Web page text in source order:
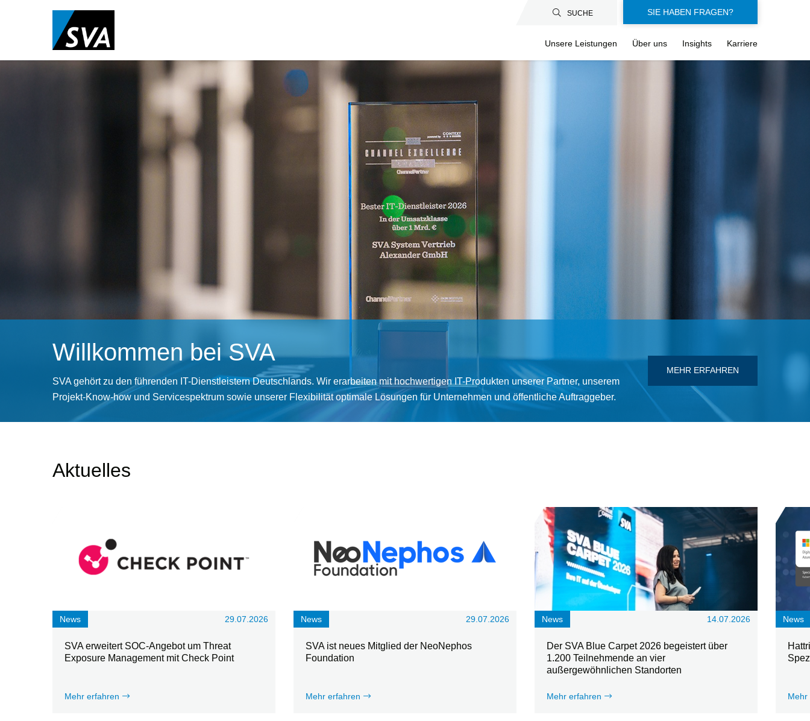
SUCHE SIE HABEN FRAGEN?
Unsere Leistungen Über uns Insights Karriere
Willkommen bei SVA
SVA gehört zu den führenden IT-Dienstleistern Deutschlands. Wir erarbeiten mit hochwertigen IT-Produkten unserer Partner, unserem
Projekt-Know-how und Servicespektrum sowie unserer Flexibilität optimale Lösungen für Unternehmen und öffentliche Auftraggeber.
MEHR ERFAHREN
Aktuelles
News 29.07.2026
SVA erweitert SOC-Angebot um Threat
Exposure Management mit Check Point
Mehr erfahren
News 29.07.2026
SVA ist neues Mitglied der NeoNephos
Foundation
Mehr erfahren
News 14.07.2026
Der SVA Blue Carpet 2026 begeistert über
1.200 Teilnehmende an vier
außergewöhnlichen Standorten
Mehr erfahren
News
Mehr